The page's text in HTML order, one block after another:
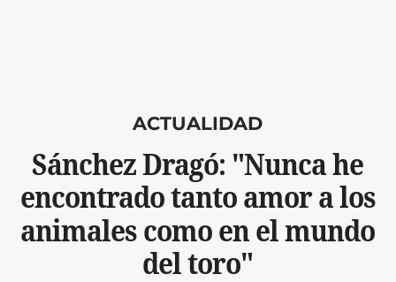
ACTUALIDAD
Sánchez Dragó: "Nunca he
encontrado tanto amor a los
animales como en el mundo
del toro"